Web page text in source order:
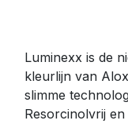
Luminexx is de
kleurlijn van
slimme
Resorcinolvrij